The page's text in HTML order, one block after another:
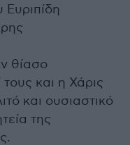
Ευριπίδη
θίασο
και η Χάρις
και ουσιαστικό
της